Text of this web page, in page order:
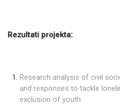
Rezultati projekta:
Research analysis of civil
and responses to tackle
exclusion of youth